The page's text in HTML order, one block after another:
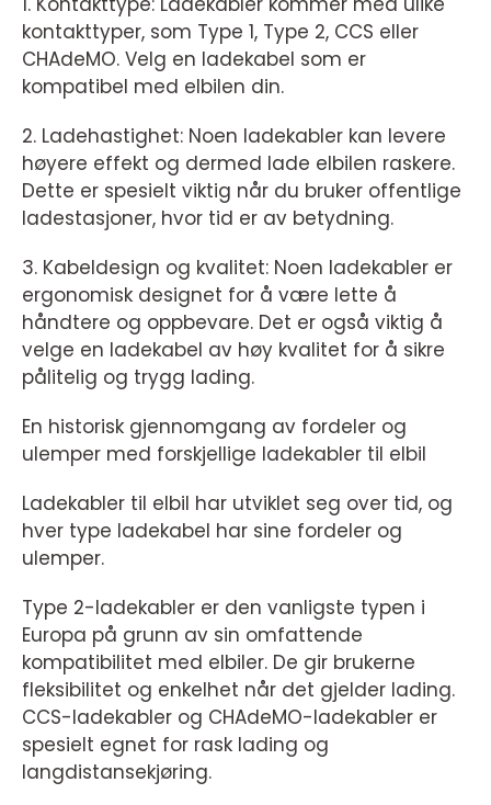
kontakttyper, som Type 1, Type 2, CCS eller
CHAdeMO. Velg en ladekabel som er
kompatibel med elbilen din.
2. Ladehastighet: Noen ladekabler kan levere
høyere effekt og dermed lade elbilen raskere.
Dette er spesielt viktig når du bruker offentlige
ladestasjoner, hvor tid er av betydning.
3. Kabeldesign og kvalitet: Noen ladekabler er
ergonomisk designet for å være lette å
håndtere og oppbevare. Det er også viktig å
velge en ladekabel av høy kvalitet for å sikre
pålitelig og trygg lading.
En historisk gjennomgang av fordeler og
ulemper med forskjellige ladekabler til elbil
Ladekabler til elbil har utviklet seg over tid, og
hver type ladekabel har sine fordeler og
ulemper.
Type 2-ladekabler er den vanligste typen i
Europa på grunn av sin omfattende
kompatibilitet med elbiler. De gir brukerne
fleksibilitet og enkelhet når det gjelder lading.
CCS-ladekabler og CHAdeMO-ladekabler er
spesielt egnet for rask lading og
langdistansekjøring.